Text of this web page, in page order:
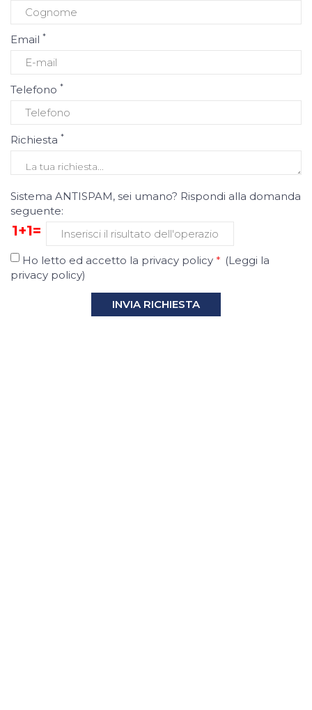
Email *
Telefono *
Richiesta *
Sistema ANTISPAM, sei umano? Rispondi alla domanda
seguente:
1+1=
Ho letto ed accetto la privacy policy * (Leggi la
privacy policy)
INVIA RICHIESTA